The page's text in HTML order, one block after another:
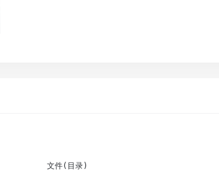
文件(目录)